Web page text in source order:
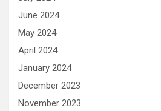
June 2024
May 2024
April 2024
January 2024
December 2023
November 2023